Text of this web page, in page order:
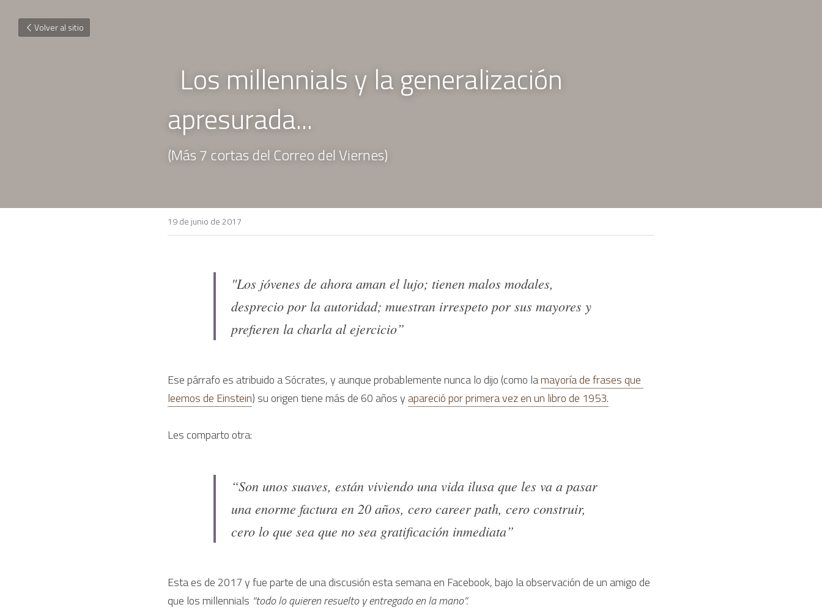
Volver al sitio
apresurada...
(Más 7 cortas del Correo del Viernes)
19 de junio de 2017
"Los jóvenes de ahora aman el lujo; tienen malos modales,
desprecio por la autoridad; muestran irrespeto por sus mayores y
prefieren la charla al ejercicio”
Ese párrafo es atribuido a Sócrates, y aunque probablemente nunca lo dijo (como la mayoría de frases que
leemos de Einstein) su origen tiene más de 60 años y apareció por primera vez en un libro de 1953.
Les comparto otra:
“Son unos suaves, están viviendo una vida ilusa que les va a pasar
una enorme factura en 20 años, cero career path, cero construir,
cero lo que sea que no sea gratificación inmediata”
Esta es de 2017 y fue parte de una discusión esta semana en Facebook, bajo la observación de un amigo de
que los millennials “todo lo quieren resuelto y entregado en la mano”.